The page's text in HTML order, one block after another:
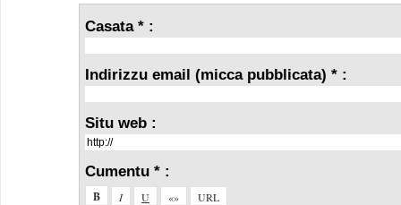
Casata * :
Indirizzu email (micca pubblicata) * :
Situ web :
Cumentu * :